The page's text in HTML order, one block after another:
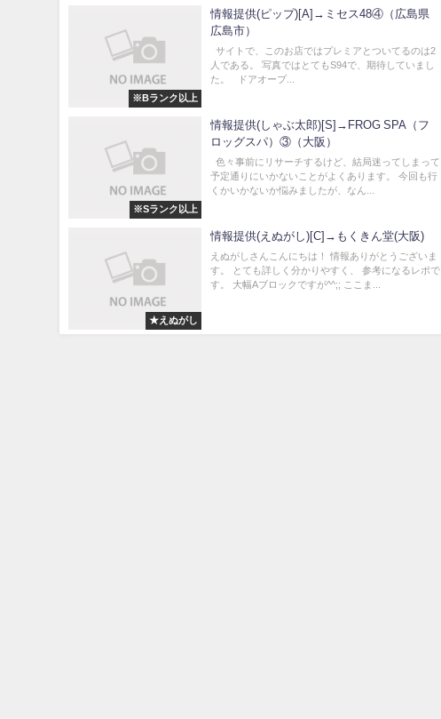
※Bランク以上
情報提供(ピップ)[A]→ミセス48④（広島県
広島市）
サイトで、このお店ではプレミアとついてるのは2
人である。 写真ではとてもS94で、期待していまし
た。 ドアオープ...
※Sランク以上
情報提供(しゃぶ太郎)[S]→FROG SPA（フ
ロッグスパ）③（大阪）
色々事前にリサーチするけど、結局迷ってしまって
予定通りにいかないことがよくあります。 今回も行
くかいかないか悩みましたが、なん...
★えぬがし
情報提供(えぬがし)[C]→もくきん堂(大阪)
えぬがしさんこんにちは！ 情報ありがとうございま
す。 とても詳しく分かりやすく、 参考になるレポで
す。 大幅Aブロックですが^^;; ここま...